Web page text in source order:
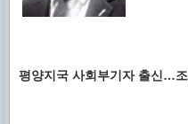
평양지국 사회부기자 출신…